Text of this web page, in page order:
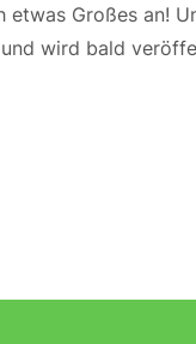
etwas Großes an!
wird bald